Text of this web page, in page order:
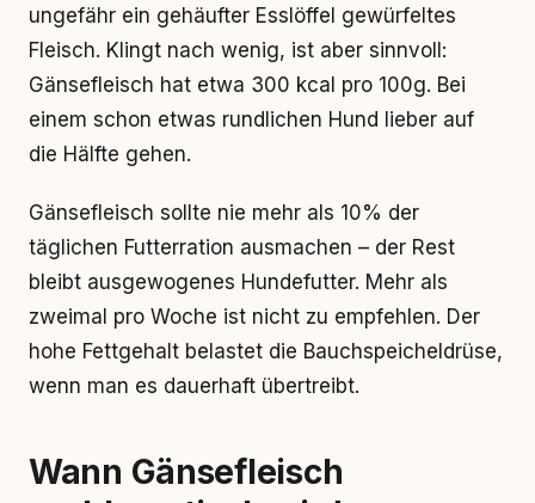
ungefähr ein gehäufter Esslöffel gewürfeltes
Fleisch. Klingt nach wenig, ist aber sinnvoll:
Gänsefleisch hat etwa 300 kcal pro 100g. Bei
einem schon etwas rundlichen Hund lieber auf
die Hälfte gehen.
Gänsefleisch sollte nie mehr als 10% der
täglichen Futterration ausmachen – der Rest
bleibt ausgewogenes Hundefutter. Mehr als
zweimal pro Woche ist nicht zu empfehlen. Der
hohe Fettgehalt belastet die Bauchspeicheldrüse,
wenn man es dauerhaft übertreibt.
Wann Gänsefleisch